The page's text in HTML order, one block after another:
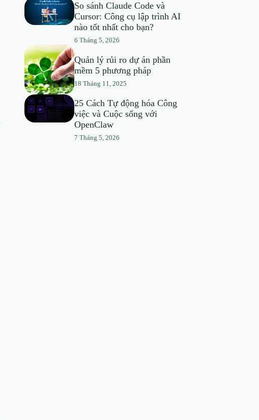
So sánh Claude Code và
Cursor: Công cụ lập trình AI
nào tốt nhất cho bạn?
6 Tháng 5, 2026
Quản lý rủi ro dự án phần
mềm 5 phương pháp
18 Tháng 11, 2025
25 Cách Tự động hóa Công
việc và Cuộc sống với
OpenClaw
7 Tháng 5, 2026